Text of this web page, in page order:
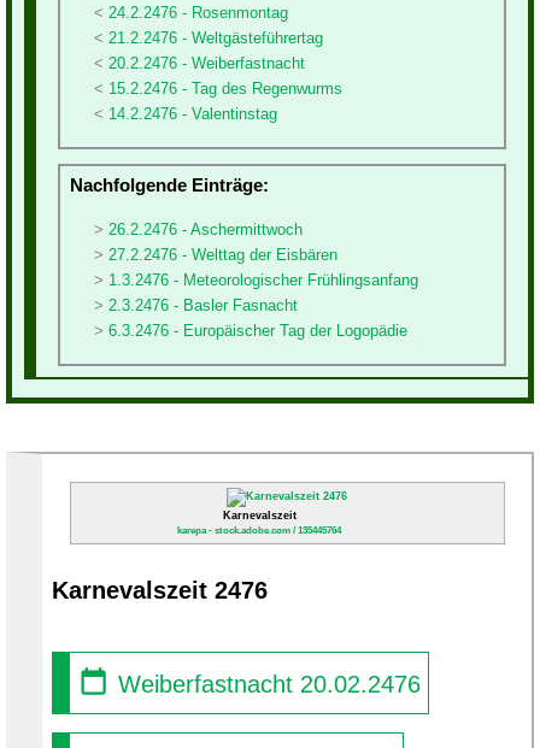
24.2.2476 - Rosenmontag
21.2.2476 - Weltgästeführertag
20.2.2476 - Weiberfastnacht
15.2.2476 - Tag des Regenwurms
14.2.2476 - Valentinstag
Nachfolgende Einträge:
26.2.2476 - Aschermittwoch
27.2.2476 - Welttag der Eisbären
1.3.2476 - Meteorologischer Frühlingsanfang
2.3.2476 - Basler Fasnacht
6.3.2476 - Europäischer Tag der Logopädie
Karnevalszeit
karepa - stock.adobe.com / 135445764
Karnevalszeit 2476
Weiberfastnacht 20.02.2476